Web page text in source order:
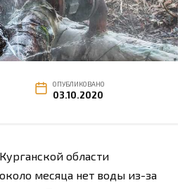
ОПУБЛИКОВАНО
03.10.2020
области
месяца нет воды из-за